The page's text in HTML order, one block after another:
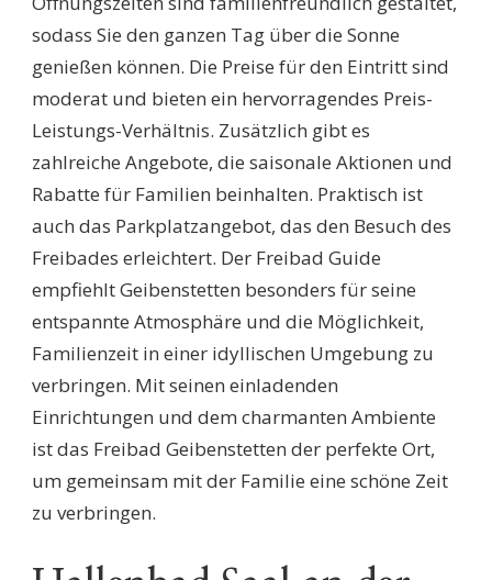
sodass Sie den ganzen Tag über die Sonne
genießen können. Die Preise für den Eintritt sind
moderat und bieten ein hervorragendes Preis-
Leistungs-Verhältnis. Zusätzlich gibt es
zahlreiche Angebote, die saisonale Aktionen und
Rabatte für Familien beinhalten. Praktisch ist
auch das Parkplatzangebot, das den Besuch des
Freibades erleichtert. Der Freibad Guide
empfiehlt Geibenstetten besonders für seine
entspannte Atmosphäre und die Möglichkeit,
Familienzeit in einer idyllischen Umgebung zu
verbringen. Mit seinen einladenden
Einrichtungen und dem charmanten Ambiente
ist das Freibad Geibenstetten der perfekte Ort,
um gemeinsam mit der Familie eine schöne Zeit
zu verbringen.